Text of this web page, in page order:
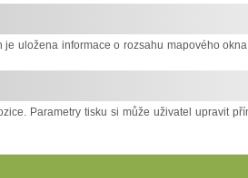
uložena informace o rozsahu mapového
Parametry tisku si může uživatel upravit